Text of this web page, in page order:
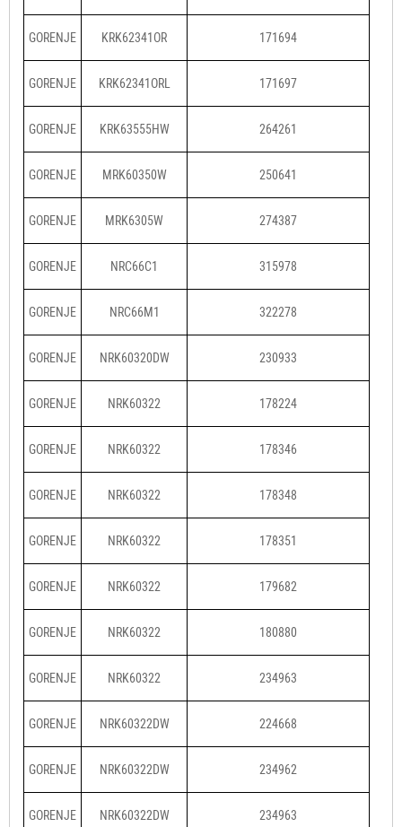
GORENJE KRK62341OR 171694
GORENJE KRK62341ORL 171697
GORENJE KRK63555HW 264261
GORENJE MRK60350W 250641
GORENJE MRK6305W 274387
GORENJE NRC66C1 315978
GORENJE NRC66M1 322278
GORENJE NRK60320DW 230933
GORENJE NRK60322 178224
GORENJE NRK60322 178346
GORENJE NRK60322 178348
GORENJE NRK60322 178351
GORENJE NRK60322 179682
GORENJE NRK60322 180880
GORENJE NRK60322 234963
GORENJE NRK60322DW 224668
GORENJE NRK60322DW 234962
GORENJE NRK60322DW 234963